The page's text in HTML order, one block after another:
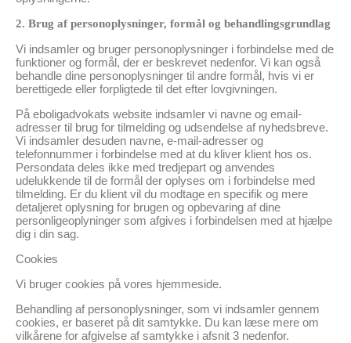
2. Brug af personoplysninger, formål og behandlingsgrundlag
Vi indsamler og bruger personoplysninger i forbindelse med de
funktioner og formål, der er beskrevet nedenfor. Vi kan også
behandle dine personoplysninger til andre formål, hvis vi er
berettigede eller forpligtede til det efter lovgivningen.
På eboligadvokats website indsamler vi navne og email-
adresser til brug for tilmelding og udsendelse af nyhedsbreve.
Vi indsamler desuden navne, e-mail-adresser og
telefonnummer i forbindelse med at du kliver klient hos os.
Persondata deles ikke med tredjepart og anvendes
udelukkende til de formål der oplyses om i forbindelse med
tilmelding. Er du klient vil du modtage en specifik og mere
detaljeret oplysning for brugen og opbevaring af dine
personligeoplyninger som afgives i forbindelsen med at hjælpe
dig i din sag.
Cookies
Vi bruger cookies på vores hjemmeside.
Behandling af personoplysninger, som vi indsamler gennem
cookies, er baseret på dit samtykke. Du kan læse mere om
vilkårene for afgivelse af samtykke i afsnit 3 nedenfor.